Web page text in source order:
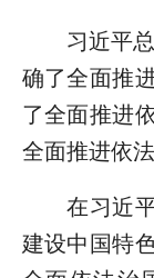
习近平总
确了全面推
了全面推进
全面推进依
在习近平
建设中国特